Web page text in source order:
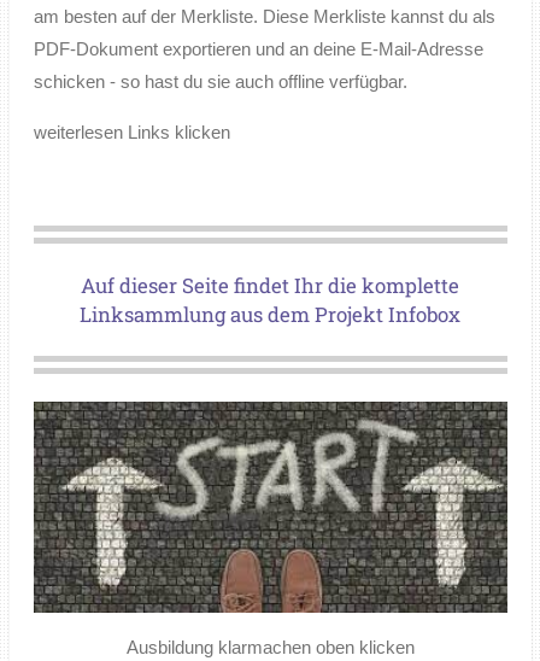
am besten auf der Merkliste. Diese Merkliste kannst du als
PDF-Dokument exportieren und an deine E-Mail-Adresse
schicken - so hast du sie auch offline verfügbar.
weiterlesen Links klicken
Auf dieser Seite findet Ihr die komplette
Linksammlung aus dem Projekt Infobox
Ausbildung klarmachen oben klicken